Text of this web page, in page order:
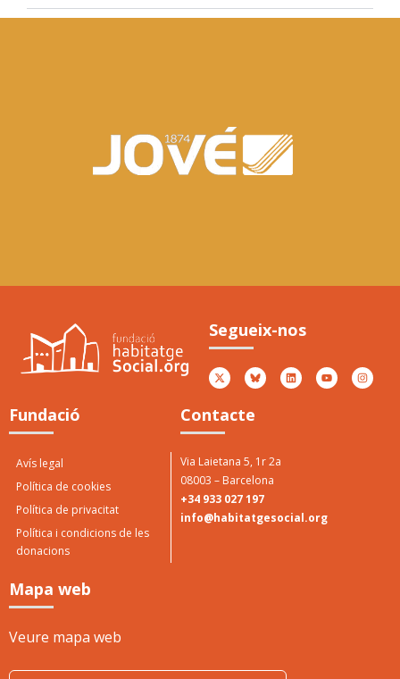
Premi Jové als valors
Atorgat per Casa Jové 2017 Segueix-nos
Fundació
Avís legal
Política de cookies
Política de privacitat
Política i condicions de les
donacions
Contacte
Via Laietana 5, 1r 2a
08003 – Barcelona
+34 933 027 197
info@habitatgesocial.org
Mapa web
Veure mapa web